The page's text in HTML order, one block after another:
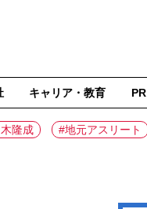
キャリア・教育 PR
隆成 #地元アスリート